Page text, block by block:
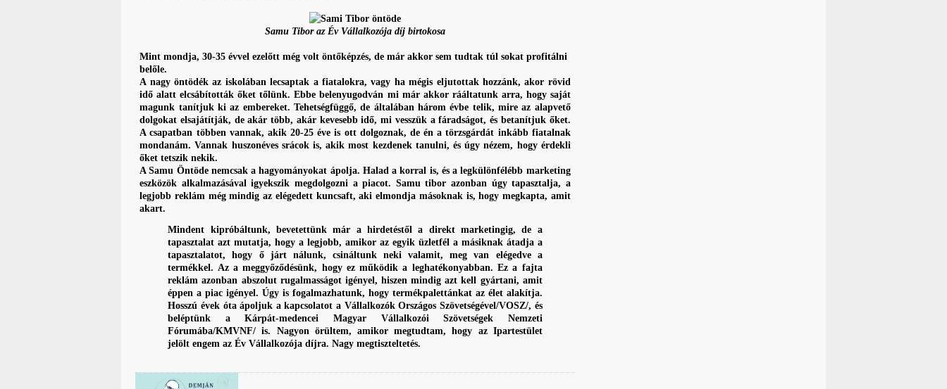
Samu Tibor az Év Vállalkozója díj birtokosa
Mint mondja, 30-35 évvel ezelőtt még volt öntőképzés, de már akkor sem tudtak túl sokat profitálni
belőle.
A nagy öntödék az iskolában lecsaptak a fiatalokra, vagy ha mégis eljutottak hozzánk, akor rövid
idő alatt elcsábították őket tőlünk. Ebbe belenyugodván mi már akkor rááltatunk arra, hogy saját
magunk tanítjuk ki az embereket. Tehetségfüggő, de általában három évbe telik, mire az alapvető
dolgokat elsajátítják, de akár több, akár kevesebb idő, mi vesszük a fáradságot, és betanítjuk őket.
A csapatban többen vannak, akik 20-25 éve is ott dolgoznak, de én a törzsgárdát inkább fiatalnak
mondanám. Vannak huszonéves srácok is, akik most kezdenek tanulni, és úgy nézem, hogy érdekli
őket tetszik nekik.
A Samu Öntöde nemcsak a hagyományokat ápolja. Halad a korral is, és a legkülönfélébb marketing
eszközök alkalmazásával igyekszik megdolgozni a piacot. Samu tibor azonban úgy tapasztalja, a
legjobb reklám még mindig az elégedett kuncsaft, aki elmondja másoknak is, hogy megkapta, amit
akart.
Mindent kipróbáltunk, bevetettünk már a hirdetéstől a direkt marketingig, de a
tapasztalat azt mutatja, hogy a legjobb, amikor az egyik üzletfél a másiknak átadja a
tapasztalatot, hogy ő járt nálunk, csináltunk neki valamit, meg van elégedve a
termékkel. Az a meggyőződésünk, hogy ez működik a leghatékonyabban. Ez a fajta
reklám azonban abszolut rugalmasságot igényel, hiszen mindig azt kell gyártani, amit
éppen a piac igényel. Úgy is fogalmazhatunk, hogy termékpalettánkat az élet alakítja.
Hosszú évek óta ápoljuk a kapcsolatot a Vállalkozók Országos Szövetségével/VOSZ/, és
beléptünk a Kárpát-medencei Magyar Vállalkozói Szövetségek Nemzeti
Fórumába/KMVNF/ is. Nagyon örültem, amikor megtudtam, hogy az Ipartestület
jelölt engem az Év Vállalkozója díjra. Nagy megtiszteltetés.